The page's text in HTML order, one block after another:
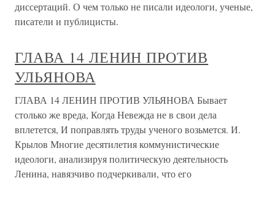
диссертаций. О чем только не писали идеологи, ученые,
писатели и публицисты.
ГЛАВА 14 ЛЕНИН ПРОТИВ
УЛЬЯНОВА
ГЛАВА 14 ЛЕНИН ПРОТИВ УЛЬЯНОВА Бывает
столько же вреда, Когда Невежда не в свои дела
вплетется, И поправлять труды ученого возьмется. И.
Крылов Многие десятилетия коммунистические
идеологи, анализируя политическую деятельность
Ленина, навязчиво подчеркивали, что его